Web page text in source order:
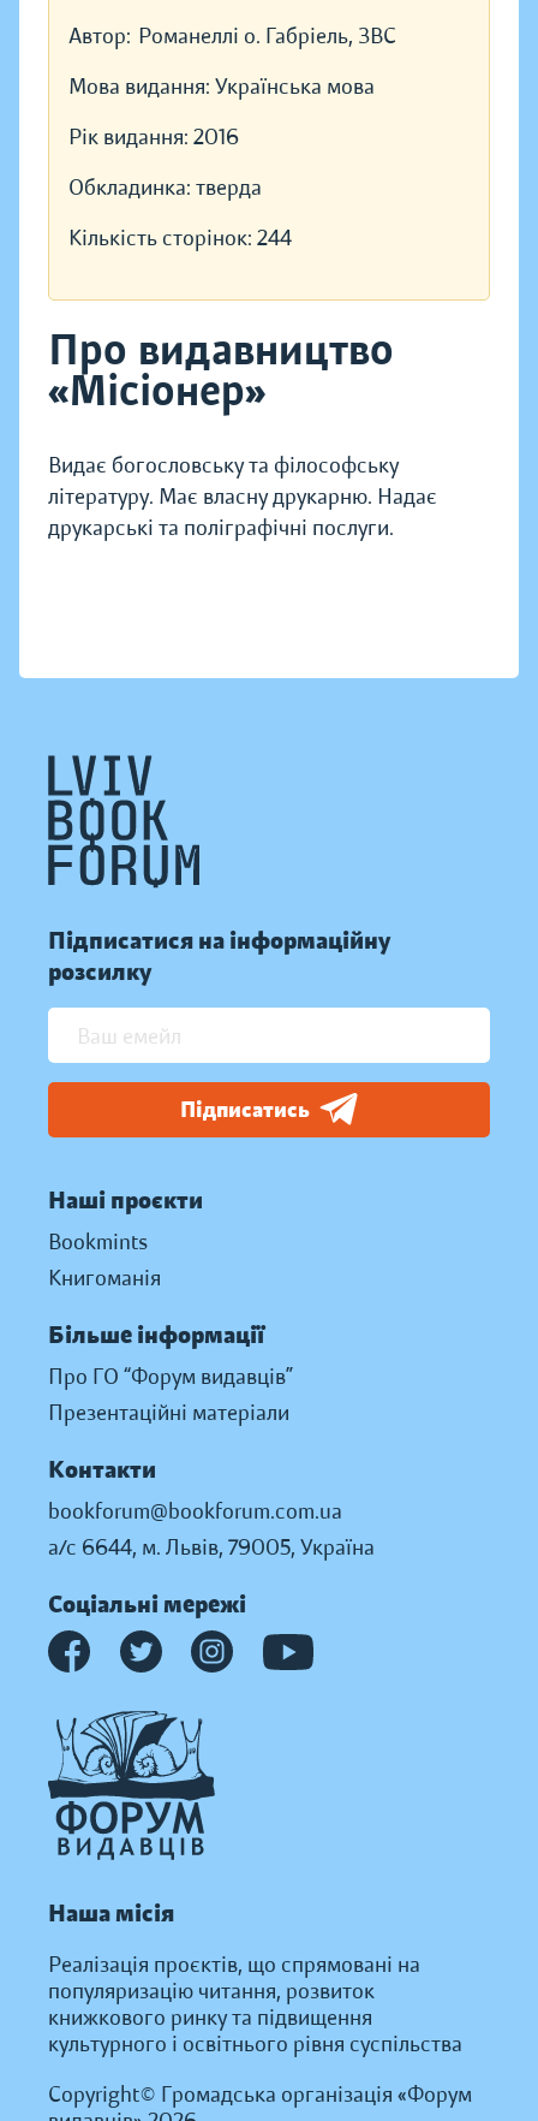
Автор: Романеллі о. Габріель, ЗВС
Мова видання: Українська мова
Рік видання: 2016
Обкладинка: тверда
Кількість сторінок: 244
Про видавництво
«Місіонер»
Видає богословську та філософську
літературу. Має власну друкарню. Надає
друкарські та поліграфічні послуги.
Підписатися на інформаційну
розсилку
Підписатись
Наші проєкти
Bookmints
Книгоманія
Більше інформації
Про ГО “Форум видавців”
Презентаційні матеріали
Контакти
bookforum@bookforum.com.ua
а/с 6644, м. Львів, 79005, Україна
Соціальні мережі
Наша місія
Реалізація проєктів, що спрямовані на
популяризацію читання, розвиток
книжкового ринку та підвищення
культурного і освітнього рівня суспільства
Copyright© Громадська організація «Форум